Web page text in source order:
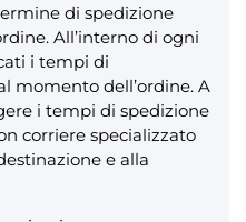
di spedizione
All’interno di ogni
i tempi di
momento dell’ordine. A
i tempi di spedizione
corriere specializzato
e alla